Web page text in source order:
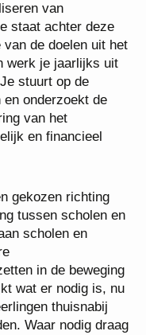
geven op het
onderwijs. Je
op de realisatie
Deze
en
van de
voortgang ervan.
leg je
af.
gekozen richting
tussen scholen
aan scholen en
in de
Je kijkt wat er
meer
onderwijsplek